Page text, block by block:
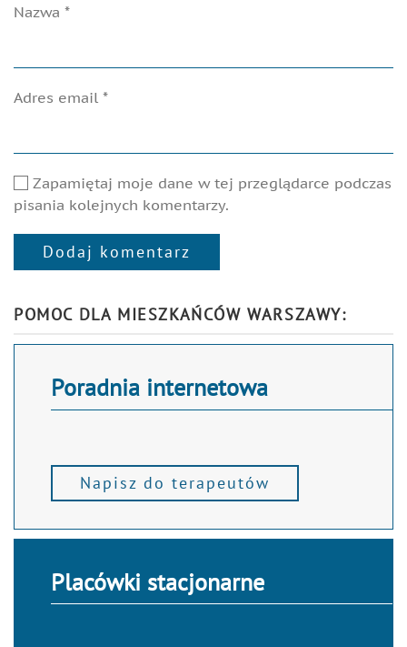
Nazwa *
Adres email *
Zapamiętaj moje dane w tej przeglądarce podczas
pisania kolejnych komentarzy.
Dodaj komentarz
POMOC DLA MIESZKAŃCÓW WARSZAWY:
Poradnia internetowa
Napisz do terapeutów
Placówki stacjonarne